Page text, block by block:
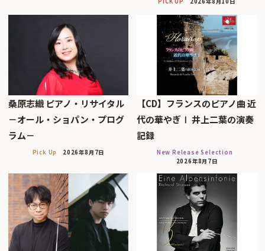
桑原志織 ピアノ・リサイタル
－オール・ショパン・プログ
ラム－
Pick Up 2026年8月7日
【CD】フランスのピアノ曲 近
代の華やぎⅠ 井上二葉の演奏
記録
New Release Selection
2026年8月7日